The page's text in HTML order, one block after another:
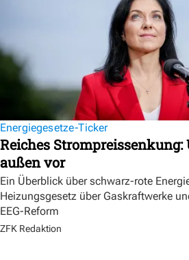
Energiegesetze-Ticker
Reiches Strompreissenkung:
außen vor
Ein Überblick über schwarz-rote
Heizungsgesetz über Gaskraftwerke
EEG-Reform
ZFK Redaktion